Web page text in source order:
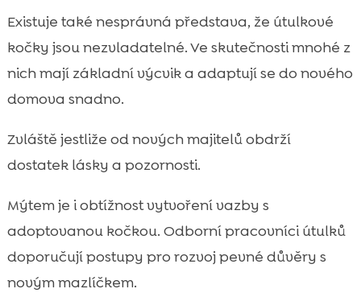
Existuje také nesprávná představa, že útulkové
kočky jsou nezvladatelné. Ve skutečnosti mnohé z
nich mají základní výcvik a adaptují se do nového
domova snadno.
Zvláště jestliže od nových majitelů obdrží
dostatek lásky a pozornosti.
Mýtem je i obtížnost vytvoření vazby s
adoptovanou kočkou. Odborní pracovníci útulků
doporučují postupy pro rozvoj pevné důvěry s
novým mazlíčkem.